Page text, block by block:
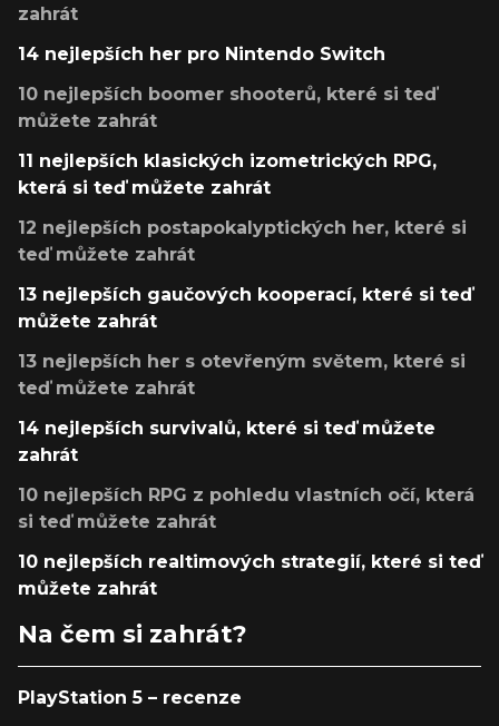
zahrát
14 nejlepších her pro Nintendo Switch
10 nejlepších boomer shooterů, které si teď
můžete zahrát
11 nejlepších klasických izometrických RPG,
která si teď můžete zahrát
12 nejlepších postapokalyptických her, které si
teď můžete zahrát
13 nejlepších gaučových kooperací, které si teď
můžete zahrát
13 nejlepších her s otevřeným světem, které si
teď můžete zahrát
14 nejlepších survivalů, které si teď můžete
zahrát
10 nejlepších RPG z pohledu vlastních očí, která
si teď můžete zahrát
10 nejlepších realtimových strategií, které si teď
můžete zahrát
Na čem si zahrát?
PlayStation 5 – recenze